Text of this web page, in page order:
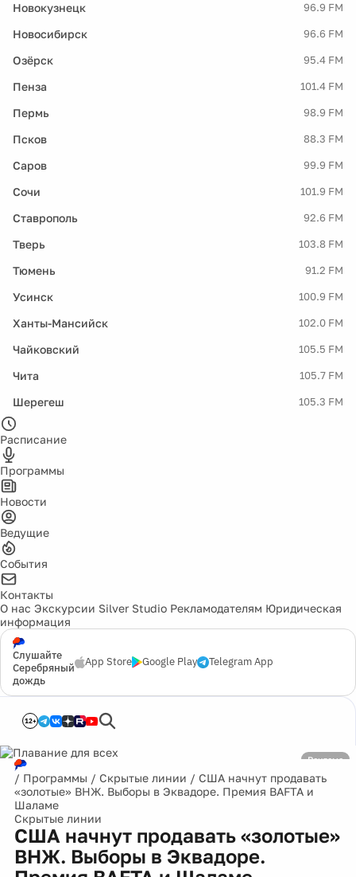
Новокузнецк 96.9 FM
Новосибирск 96.6 FM
Озёрск 95.4 FM
Пенза 101.4 FM
Пермь 98.9 FM
Псков 88.3 FM
Саров 99.9 FM
Сочи 101.9 FM
Ставрополь 92.6 FM
Тверь 103.8 FM
Тюмень 91.2 FM
Усинск 100.9 FM
Ханты-Мансийск 102.0 FM
Чайковский 105.5 FM
Чита 105.7 FM
Шерегеш 105.3 FM
Расписание
Программы
Новости
Ведущие
События
Контакты
О нас Экскурсии Silver Studio Рекламодателям Юридическая
информация
Слушайте
Серебряный
дождь
App Store Google Play Telegram App
12+
Реклама
/ Программы / Скрытые линии / США начнут продавать
«золотые» ВНЖ. Выборы в Эквадоре. Премия BAFTA и
Шаламе
Скрытые линии
США начнут продавать «золотые»
ВНЖ. Выборы в Эквадоре.